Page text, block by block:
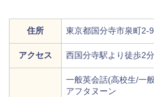
住所 東京都国分寺市泉町2-
アクセス 西国分寺駅より徒歩2分
一般英会話(高校生/一
アフタヌーン